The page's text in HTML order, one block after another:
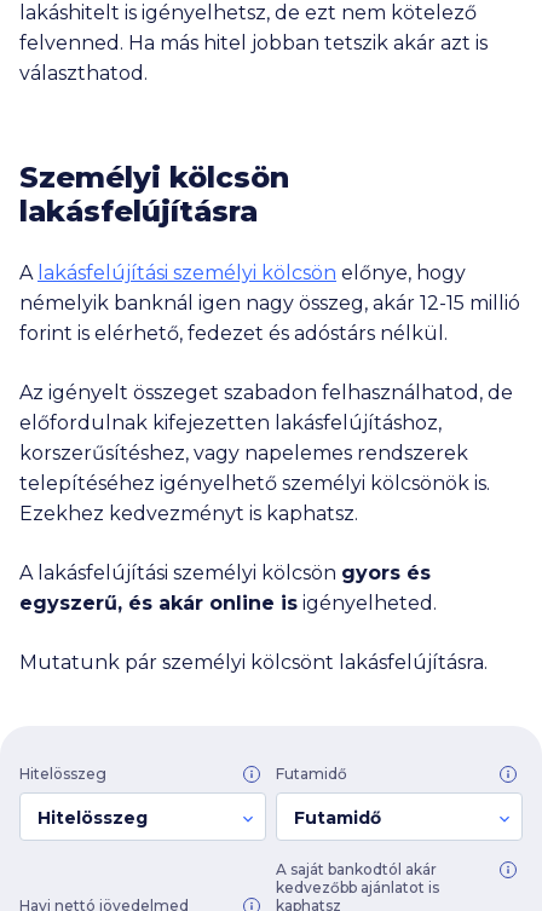
lakáshitelt is igényelhetsz, de ezt nem kötelező
felvenned. Ha más hitel jobban tetszik akár azt is
választhatod.
Személyi kölcsön
lakásfelújításra
A lakásfelújítási személyi kölcsön előnye, hogy
némelyik banknál igen nagy összeg, akár 12-15 millió
forint is elérhető, fedezet és adóstárs nélkül.
Az igényelt összeget szabadon felhasználhatod, de
előfordulnak kifejezetten lakásfelújításhoz,
korszerűsítéshez, vagy napelemes rendszerek
telepítéséhez igényelhető személyi kölcsönök is.
Ezekhez kedvezményt is kaphatsz.
A lakásfelújítási személyi kölcsön gyors és
egyszerű, és akár online is igényelheted.
Mutatunk pár személyi kölcsönt lakásfelújításra.
Hitelösszeg
Hitelösszeg
Futamidő
Futamidő
Havi nettó jövedelmed
A saját bankodtól akár
kedvezőbb ajánlatot is
kaphatsz